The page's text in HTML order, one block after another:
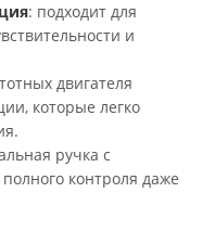
: подходит для
и
двигателя
которые легко
ручка с
контроля даже